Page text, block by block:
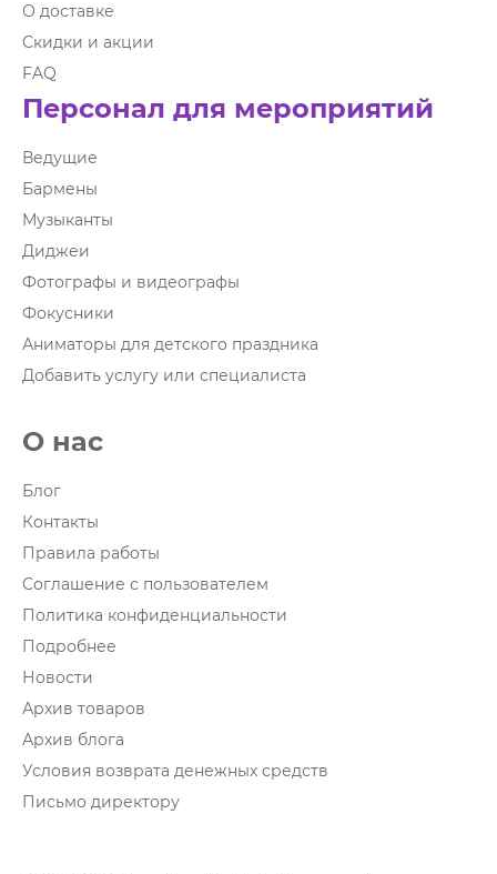
О доставке
Скидки и акции
FAQ
Персонал для мероприятий
Ведущие
Бармены
Музыканты
Диджеи
Фотографы и видеографы
Фокусники
Аниматоры для детского праздника
Добавить услугу или специалиста
О нас
Блог
Контакты
Правила работы
Соглашение с пользователем
Политика конфиденциальности
Подробнее
Новости
Архив товаров
Архив блога
Условия возврата денежных средств
Письмо директору